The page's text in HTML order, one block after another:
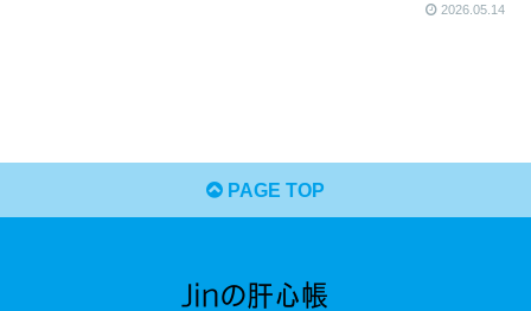
2026.05.14
PAGE TOP